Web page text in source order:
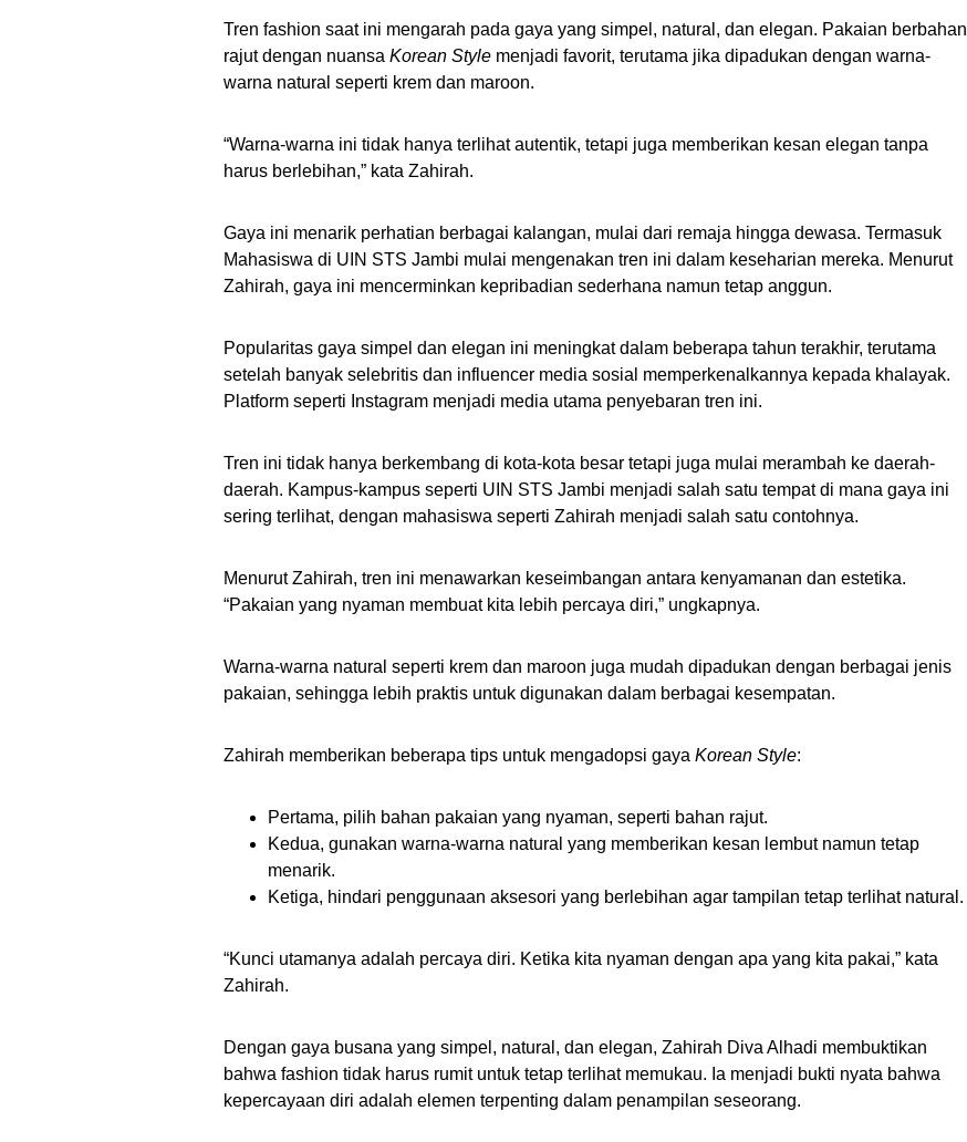
Tren fashion saat ini mengarah pada gaya yang simpel, natural, dan elegan. Pakaian berbahan
rajut dengan nuansa Korean Style menjadi favorit, terutama jika dipadukan dengan warna-
warna natural seperti krem ​​​​dan maroon.
“Warna-warna ini tidak hanya terlihat autentik, tetapi juga memberikan kesan elegan tanpa
harus berlebihan,” kata Zahirah.
Gaya ini menarik perhatian berbagai kalangan, mulai dari remaja hingga dewasa. Termasuk
Mahasiswa di UIN STS Jambi mulai mengenakan tren ini dalam keseharian mereka. Menurut
Zahirah, gaya ini mencerminkan kepribadian sederhana namun tetap anggun.
Popularitas gaya simpel dan elegan ini meningkat dalam beberapa tahun terakhir, terutama
setelah banyak selebritis dan influencer media sosial memperkenalkannya kepada khalayak.
Platform seperti Instagram menjadi media utama penyebaran tren ini.
Tren ini tidak hanya berkembang di kota-kota besar tetapi juga mulai merambah ke daerah-
daerah. Kampus-kampus seperti UIN STS Jambi menjadi salah satu tempat di mana gaya ini
sering terlihat, dengan mahasiswa seperti Zahirah menjadi salah satu contohnya.
Menurut Zahirah, tren ini menawarkan keseimbangan antara kenyamanan dan estetika.
“Pakaian yang nyaman membuat kita lebih percaya diri,” ungkapnya.
Warna-warna natural seperti krem ​​​​dan maroon juga mudah dipadukan dengan berbagai jenis
pakaian, sehingga lebih praktis untuk digunakan dalam berbagai kesempatan.
Zahirah memberikan beberapa tips untuk mengadopsi gaya Korean Style:
Pertama, pilih bahan pakaian yang nyaman, seperti bahan rajut.
Kedua, gunakan warna-warna natural yang memberikan kesan lembut namun tetap
menarik.
Ketiga, hindari penggunaan aksesori yang berlebihan agar tampilan tetap terlihat natural.
“Kunci utamanya adalah percaya diri. Ketika kita nyaman dengan apa yang kita pakai,” kata
Zahirah.
Dengan gaya busana yang simpel, natural, dan elegan, Zahirah Diva Alhadi membuktikan
bahwa fashion tidak harus rumit untuk tetap terlihat memukau. Ia menjadi bukti nyata bahwa
kepercayaan diri adalah elemen terpenting dalam penampilan seseorang.